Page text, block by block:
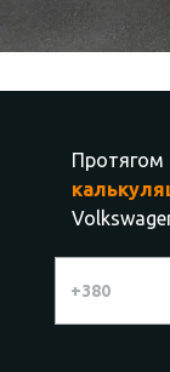
Протягом